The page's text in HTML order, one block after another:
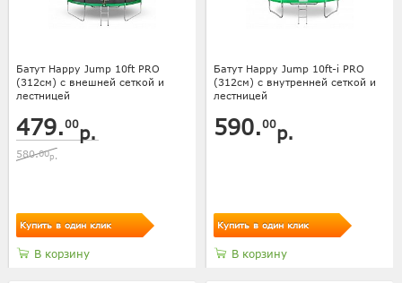
Батут Happy Jump 10ft PRO
(312см) с внешней сеткой и
лестницей
479.00р.
580.00р.
Купить в один клик
В корзину
Батут Happy Jump 10ft-i PRO
(312см) с внутренней сеткой и
лестницей
590.00р.
Купить в один клик
В корзину